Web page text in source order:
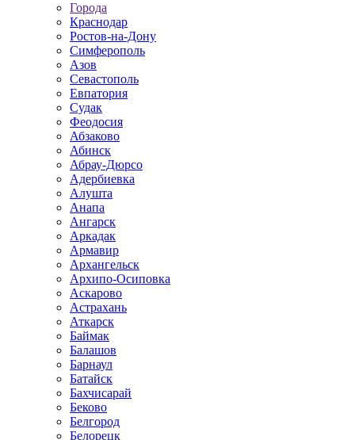
Города
Краснодар
Ростов-на-Дону
Симферополь
Азов
Севастополь
Евпатория
Судак
Феодосия
Абзаково
Абинск
Абрау-Дюрсо
Адербиевка
Алушта
Анапа
Ангарск
Аркадак
Армавир
Архангельск
Архипо-Осиповка
Аскарово
Астрахань
Аткарск
Баймак
Балашов
Барнаул
Батайск
Бахчисарай
Беково
Белгород
Белорецк